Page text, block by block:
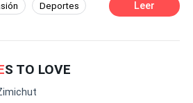
siempre. Sin embargo, sus
que traduce en eróticos
manera secreta a seguir a seguir
Deportes Leer
S TO LOVE